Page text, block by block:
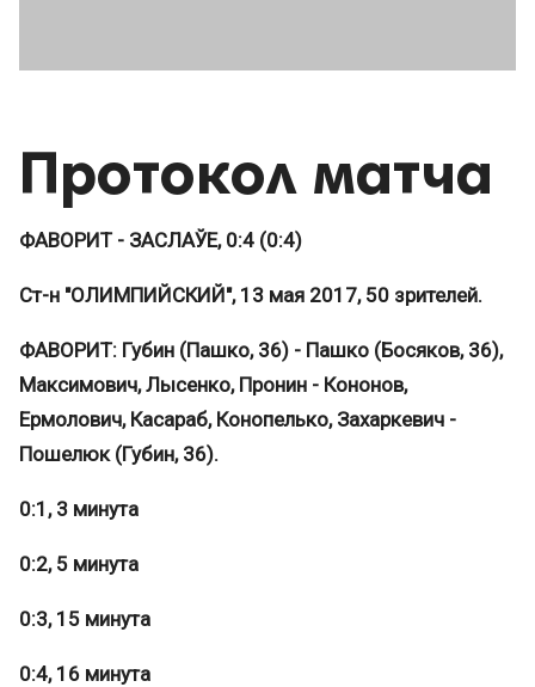
Протокол матча
ФАВОРИТ - ЗАСЛАЎЕ, 0:4 (0:4)
Ст-н "ОЛИМПИЙСКИЙ", 13 мая 2017, 50 зрителей.
ФАВОРИТ: Губин (Пашко, 36) - Пашко (Босяков, 36),
Максимович, Лысенко, Пронин - Кононов,
Ермолович, Касараб, Конопелько, Захаркевич -
Пошелюк (Губин, 36).
0:1, 3 минута
0:2, 5 минута
0:3, 15 минута
0:4, 16 минута